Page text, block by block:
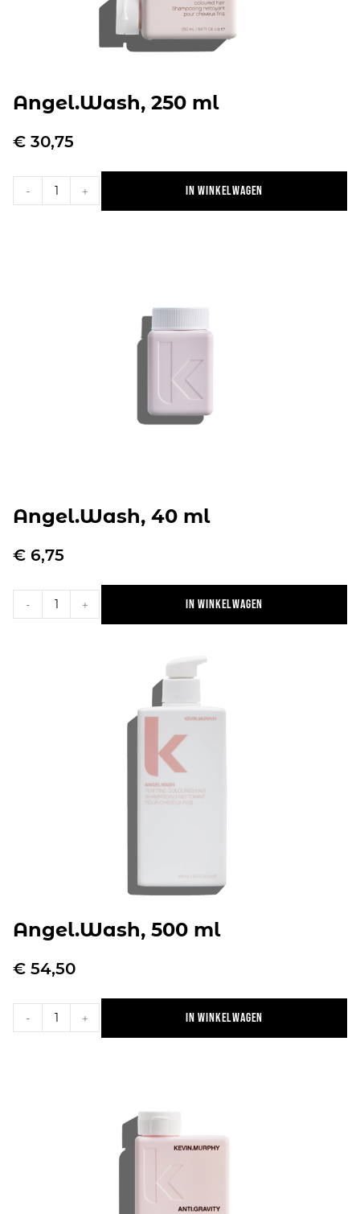
Angel.Wash, 250 ml
€ 30,75
- + In winkelwagen
Angel.Wash, 40 ml
€ 6,75
- + In winkelwagen
Angel.Wash, 500 ml
€ 54,50
- + In winkelwagen